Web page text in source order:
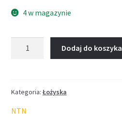
4 w magazynie
50*70*1
Dodaj do koszyka
Kategoria: Łożyska
NTN